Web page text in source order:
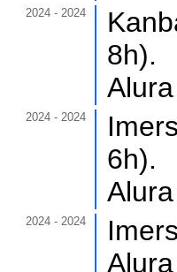
2024 - 2024
8h).
2024 - 2024
6h).
2024 - 2024